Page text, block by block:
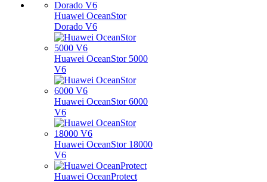
Huawei OceanStor
Dorado V6
Huawei OceanStor 5000
V6
Huawei OceanStor 6000
V6
Huawei OceanStor 18000
V6
Huawei OceanProtect